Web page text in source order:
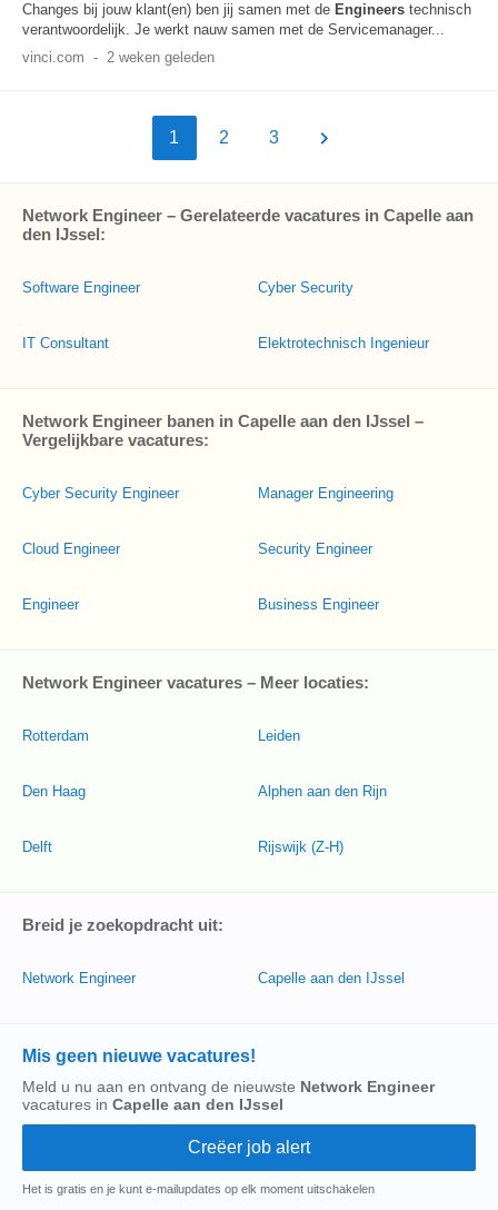
Changes bij jouw klant(en) ben jij samen met de Engineers technisch
verantwoordelijk. Je werkt nauw samen met de Servicemanager...
vinci.com - 2 weken geleden
1 2 3
Network Engineer – Gerelateerde vacatures in Capelle aan
den IJssel:
Software Engineer
IT Consultant
Cyber Security
Elektrotechnisch Ingenieur
Network Engineer banen in Capelle aan den IJssel –
Vergelijkbare vacatures:
Cyber Security Engineer
Cloud Engineer
Engineer
Manager Engineering
Security Engineer
Business Engineer
Network Engineer vacatures – Meer locaties:
Rotterdam
Den Haag
Delft
Leiden
Alphen aan den Rijn
Rijswijk (Z-H)
Breid je zoekopdracht uit:
Network Engineer Capelle aan den IJssel
Mis geen nieuwe vacatures!
Meld u nu aan en ontvang de nieuwste Network Engineer
vacatures in Capelle aan den IJssel
Het is gratis en je kunt e-mailupdates op elk moment uitschakelen